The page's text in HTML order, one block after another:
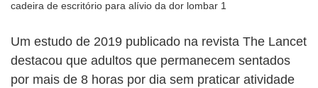
Um estudo de 2019 publicado na revista The Lancet
destacou que adultos que permanecem sentados
por mais de 8 horas por dia sem praticar atividade